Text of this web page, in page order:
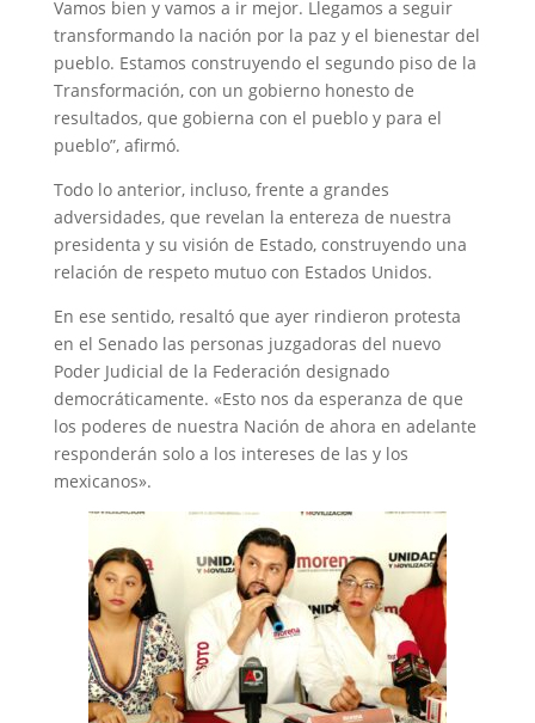
Vamos bien y vamos a ir mejor. Llegamos a seguir
transformando la nación por la paz y el bienestar del
pueblo. Estamos construyendo el segundo piso de la
Transformación, con un gobierno honesto de
resultados, que gobierna con el pueblo y para el
pueblo”, afirmó.
Todo lo anterior, incluso, frente a grandes
adversidades, que revelan la entereza de nuestra
presidenta y su visión de Estado, construyendo una
relación de respeto mutuo con Estados Unidos.
En ese sentido, resaltó que ayer rindieron protesta
en el Senado las personas juzgadoras del nuevo
Poder Judicial de la Federación designado
democráticamente. «Esto nos da esperanza de que
los poderes de nuestra Nación de ahora en adelante
responderán solo a los intereses de las y los
mexicanos».